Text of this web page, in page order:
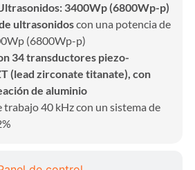
3400Wp (6800Wp-p)
ultrasonidoscon una potencia de
(6800Wp-p)
34 transductores piezo-
(lead zirconate titanate), con
de aluminio
trabajo 40 kHz con un sistema de